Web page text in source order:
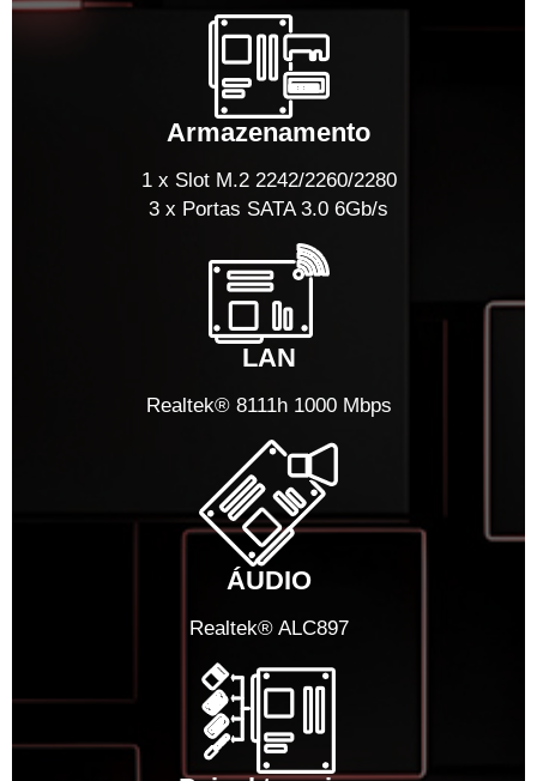
Armazenamento
1 x Slot M.2 2242/2260/2280
3 x Portas SATA 3.0 6Gb/s
LAN
Realtek® 8111h 1000 Mbps
ÁUDIO
Realtek® ALC897